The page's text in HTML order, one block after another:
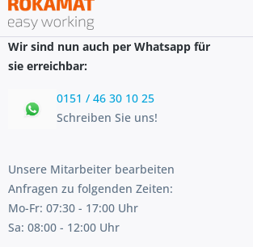
Wir sind nun auch per Whatsapp für
sie erreichbar:
0151 / 46 30 10 25
Schreiben Sie uns!
Unsere Mitarbeiter bearbeiten
Anfragen zu folgenden Zeiten:
Mo-Fr: 07:30 - 17:00 Uhr
Sa: 08:00 - 12:00 Uhr